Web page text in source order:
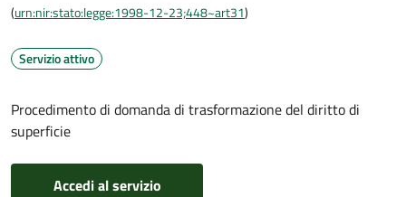
(urn:nir:stato:legge:1998-12-23;448~art31)
Servizio attivo
Procedimento di domanda di trasformazione del diritto di
superficie
Accedi al servizio